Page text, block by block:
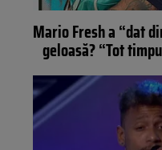
Mario Fresh a “dat
geloasă? “Tot